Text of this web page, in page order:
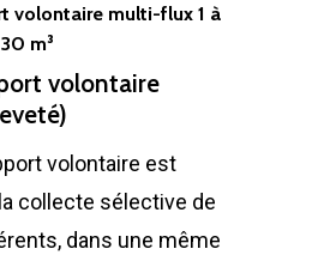
volontaire multi-flux 1 à
m³
volontaire
volontaire est
collecte sélective de
dans une même